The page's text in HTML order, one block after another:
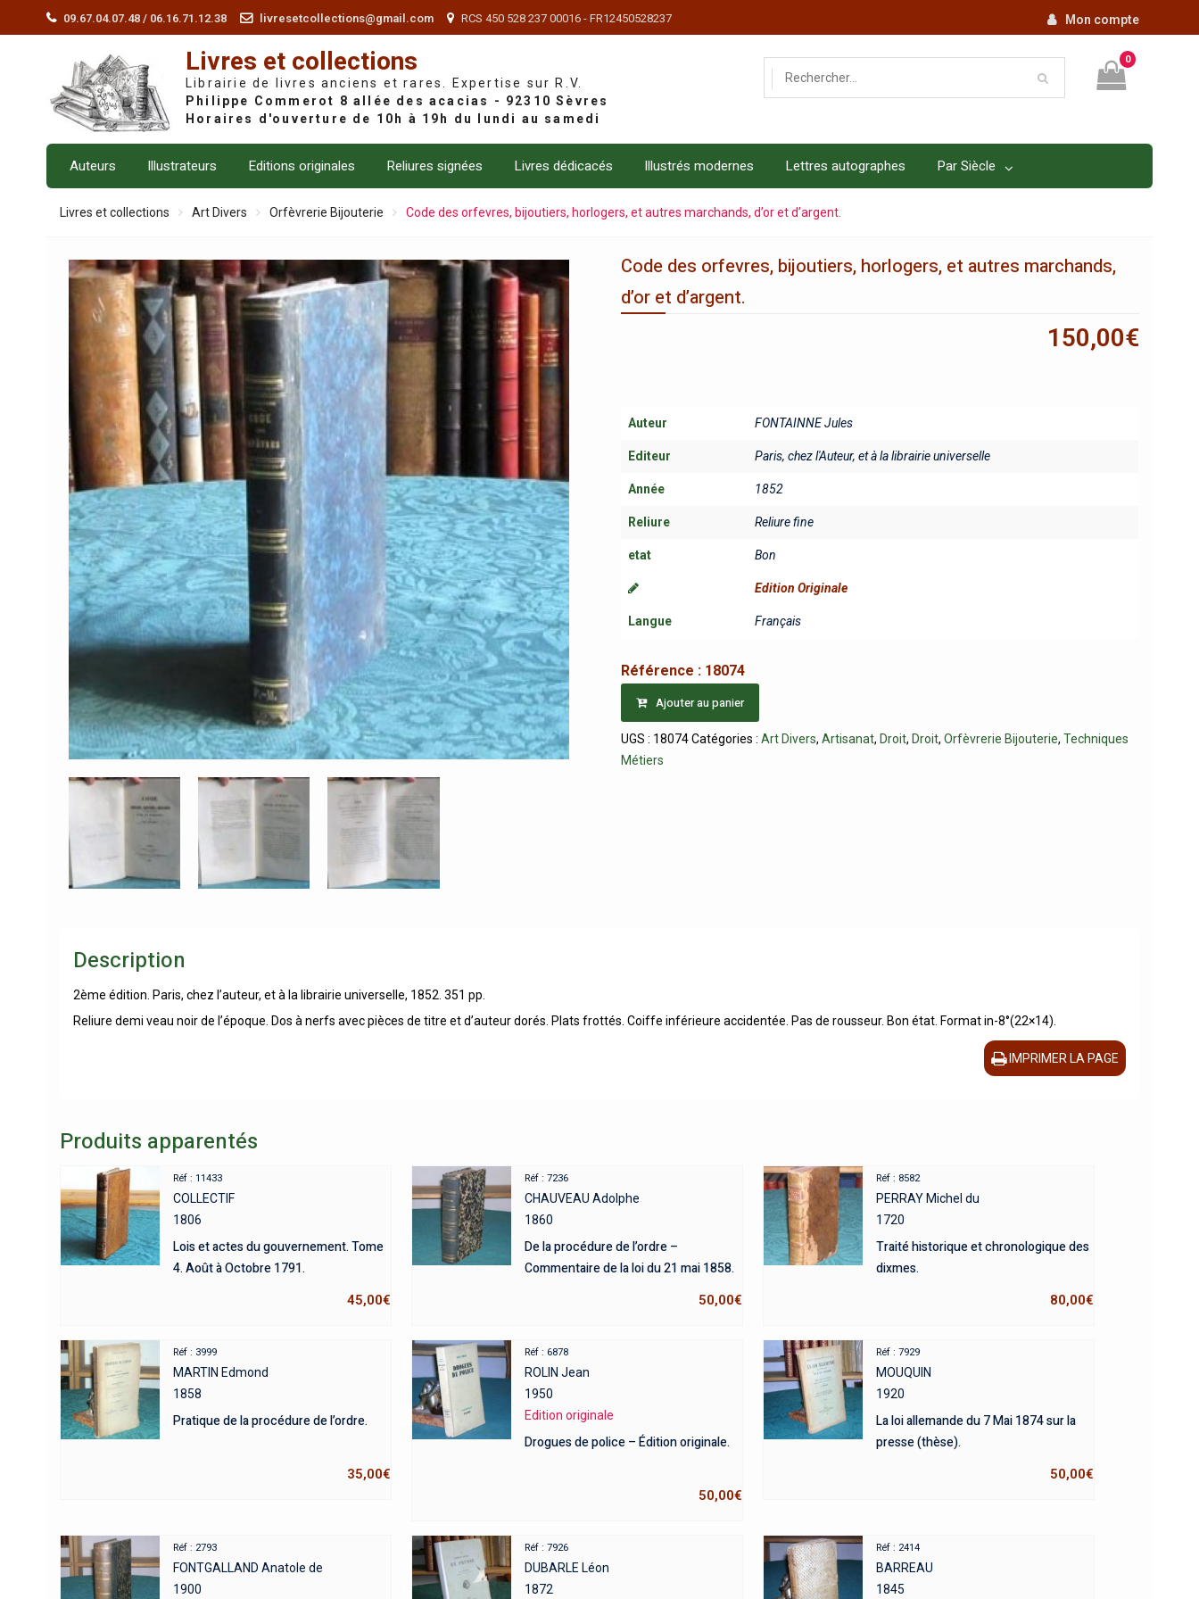
09.67.04.07.48 / 06.16.71.12.38 livresetcollections@gmail.com RCS 450 528 237 00016 - FR12450528237 Mon compte
Livres et collections
Librairie de livres anciens et rares. Expertise sur R.V.
0
Auteurs Illustrateurs Editions originales Reliures signées Livres dédicacés Illustrés modernes Lettres autographes Par Siècle
Livres et collections Art Divers Orfèvrerie Bijouterie Code des orfevres, bijoutiers, horlogers, et autres marchands, d’or et d’argent.
Code des orfevres, bijoutiers, horlogers, et autres marchands,
d’or et d’argent.
150,00€
Auteur FONTAINNE Jules
Editeur Paris, chez l'Auteur, et à la librairie universelle
Année 1852
Reliure Reliure fine
etat Bon
Edition Originale
Langue Français
Référence : 18074
Ajouter au panier
UGS : 18074 Catégories :Art Divers,Artisanat, Droit, Droit,Orfèvrerie Bijouterie,Techniques
Métiers
Description
2ème édition. Paris, chez l’auteur, et à la librairie universelle, 1852. 351 pp.
Reliure demi veau noir de l’époque. Dos à nerfs avec pièces de titre et d’auteur dorés. Plats frottés. Coiffe inférieure accidentée. Pas de rousseur. Bon état. Format in-8°(22×14).
IMPRIMER LA PAGE
Produits apparentés
Réf : 11433
COLLECTIF
1806
Lois et actes du gouvernement. Tome
4. Août à Octobre 1791.
45,00€
Réf : 7236
CHAUVEAU Adolphe
1860
De la procédure de l’ordre –
Commentaire de la loi du 21 mai 1858.
50,00€
Réf : 8582
PERRAY Michel du
1720
Traité historique et chronologique des
dixmes.
80,00€
Réf : 3999
MARTIN Edmond
1858
Pratique de la procédure de l’ordre.
35,00€
Réf : 6878
ROLIN Jean
1950
Edition originale
Drogues de police – Édition originale.
50,00€
Réf : 7929
MOUQUIN
1920
La loi allemande du 7 Mai 1874 sur la
presse (thèse).
50,00€
Réf : 2793
FONTGALLAND Anatole de
1900
Réf : 7926
DUBARLE Léon
1872
Réf : 2414
BARREAU
1845